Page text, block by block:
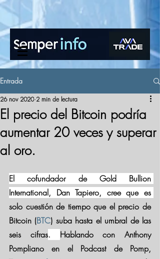
www.semperinfo.com
Entrada
El precio del Bitcoin podría
aumentar 20 veces y superar
al oro.
26 nov 2020 2 min de lectura
El cofundador de Gold Bullion
solo cuestión de tiempo que el precio de
Bitcoin (BTC) suba hasta el umbral de las
seis cifras. Hablando con Anthony
Pompliano en el Podcast de Pomp,